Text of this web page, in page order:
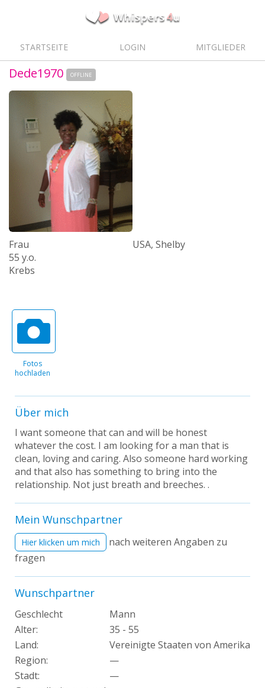
STARTSEITE LOGIN MITGLIEDER
Dede1970 OFFLINE
Frau
55 y.o.
Krebs
USA, Shelby
Fotos
hochladen
Über mich
I want someone that can and will be honest
whatever the cost. I am looking for a man that is
clean, loving and caring. Also someone hard working
and that also has something to bring into the
relationship. Not just breath and breeches. .
Mein Wunschpartner
Hier klicken um mich
nach weiteren Angaben zu
fragen
Wunschpartner
Geschlecht
Mann
Alter:
35 - 55
Land:
Vereinigte Staaten von Amerika
Region:
—
Stadt:
—